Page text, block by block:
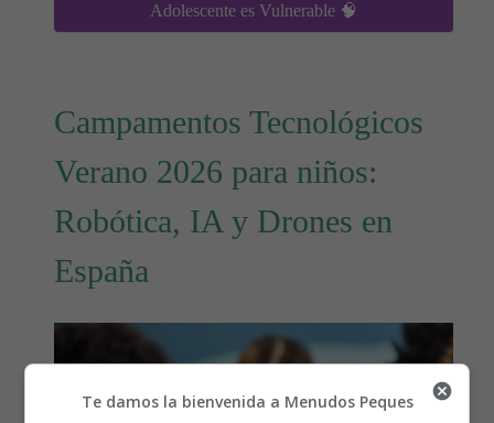
Adolescente es Vulnerable 🧠
Campamentos Tecnológicos
Verano 2026 para niños:
Robótica, IA y Drones en
España
Te damos la bienvenida a Menudos Peques